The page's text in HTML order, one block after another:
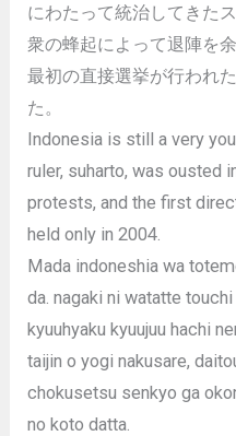
にわたって統治してきた
衆の蜂起によって退陣を
最初の直接選挙が行われ
た。
Indonesia is still a very
ruler, suharto, was ousted
protests, and the first
held only in 2004.
Mada indoneshia wa
da. nagaki ni watatte
kyuuhyaku kyuujuu hachi
taijin o yogi nakusare,
chokusetsu senkyo ga
no koto datta.